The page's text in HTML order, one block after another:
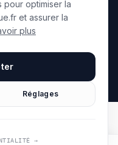
pour optimiser la
et assurer la
plus
Réglages
→
réservés.
de confidentialité